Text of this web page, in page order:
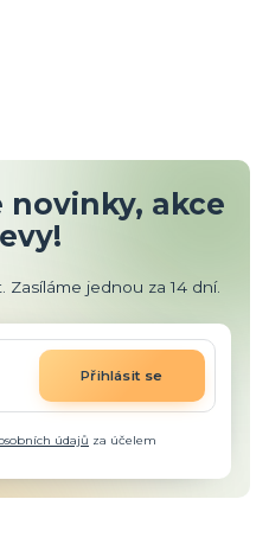
novinky, akce
jednou za 14 dní.
Přihlásit se
údajů za účelem